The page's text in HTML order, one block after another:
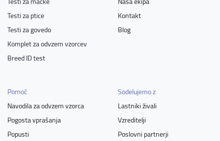
Testi za ptice
Testi za govedo
Komplet za odvzem vzorcev
Breed ID test
Kontakt
Blog
Pomoč
Navodila za odvzem vzorca
Pogosta vprašanja
Popusti
Sodelujemo z
Lastniki živali
Vzreditelji
Poslovni partnerji